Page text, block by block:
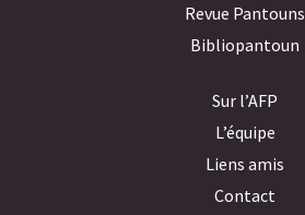
Revue Pantouns
Bibliopantoun
Sur l’AFP
L’équipe
Liens amis
Contact